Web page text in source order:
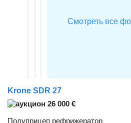
Krone SDR 27
26 000 €
Полуприцеп рефрижератор